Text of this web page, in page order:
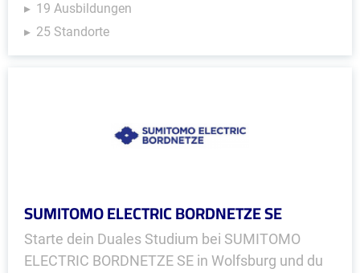
19 Ausbildungen
25 Standorte
SUMITOMO ELECTRIC BORDNETZE SE
Starte dein Duales Studium bei SUMITOMO
ELECTRIC BORDNETZE SE in Wolfsburg und du